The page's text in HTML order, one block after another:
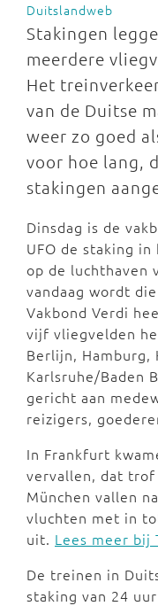
Duitslandweb
Stakingen
meerdere
Het
van de Duitse
weer zo goed
voor hoe lang,
stakingen
Dinsdag is de
UFO de staking
op de luchthaven
vandaag wordt
Vakbond Verdi
vijf vliegvelden
Berlijn, Hamburg,
Karlsruhe/Baden
gericht aan
reizigers,
In Frankfurt
vervallen, dat trof
München vallen
vluchten met in
uit. Lees meer bij
De treinen in
staking van 24